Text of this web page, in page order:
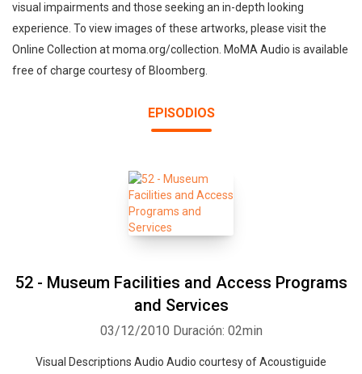
visual impairments and those seeking an in-depth looking
experience. To view images of these artworks, please visit the
Online Collection at moma.org/collection. MoMA Audio is available
free of charge courtesy of Bloomberg.
EPISODIOS
52 - Museum Facilities and Access Programs
and Services
03/12/2010 Duración: 02min
Visual Descriptions Audio Audio courtesy of Acoustiguide